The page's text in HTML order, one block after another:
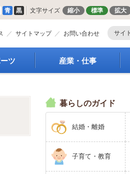
青 黒 文字サイズ 縮小 標準 拡大
サイトマップ お問い合わせ
ツ 産業・仕事
商工業振興
届出・証明・法令・規
制
企業の税金
入札・契約
暮らしのガイド
結婚・離婚
子育て・教育